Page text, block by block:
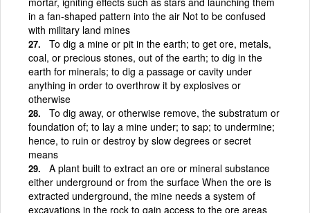
in a fan-shaped pattern into the air Not to be confused
with military land mines
To dig a mine or pit in the earth; to get ore, metals,
coal, or precious stones, out of the earth; to dig in the
earth for minerals; to dig a passage or cavity under
anything in order to overthrow it by explosives or
otherwise
To dig away, or otherwise remove, the substratum or
foundation of; to lay a mine under; to sap; to undermine;
hence, to ruin or destroy by slow degrees or secret
means
A plant built to extract an ore or mineral substance
either underground or from the surface When the ore is
extracted underground, the mine needs a system of
excavations in the rock to gain access to the ore areas